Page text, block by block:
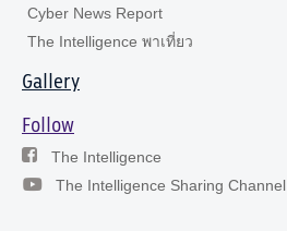
Cyber News Report
The Intelligence พาเที่ยว
Gallery
Follow
The Intelligence
The Intelligence Sharing Channel